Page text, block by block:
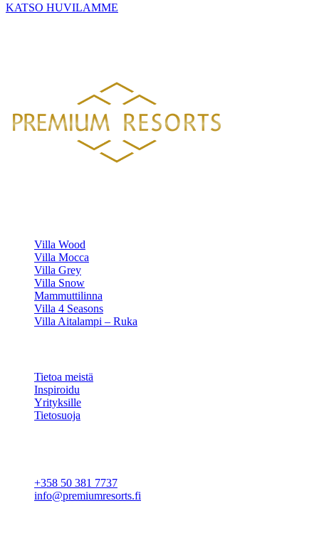
KATSO HUVILAMME
Villa Wood
Villa Mocca
Villa Grey
Villa Snow
Mammuttilinna
Villa 4 Seasons
Villa Aitalampi – Ruka
Tietoa meistä
Inspiroidu
Yrityksille
Tietosuoja
+358 50 381 7737
info@premiumresorts.fi